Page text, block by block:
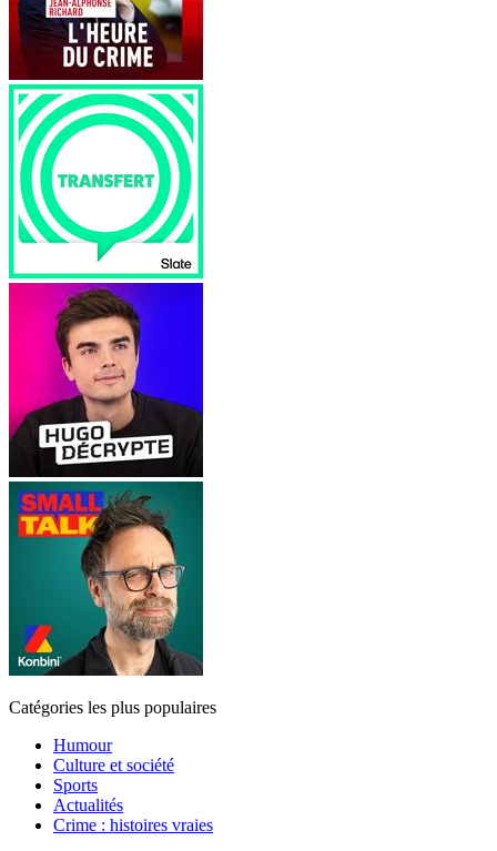
Catégories les plus populaires
Humour
Culture et société
Sports
Actualités
Crime : histoires vraies